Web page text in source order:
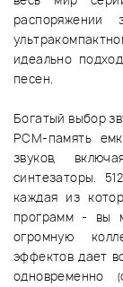
распоряжении
идеально
песен.
Богатый выбор
PCM-память
звуков,
синтезаторы.
каждая из
программ - вы
огромную
эффектов дает
одновременно